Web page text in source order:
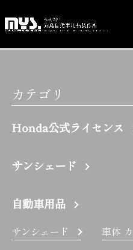
カテゴリ
Honda公式ライセンス
サンシェード
自動車用品
サンシェード 車体